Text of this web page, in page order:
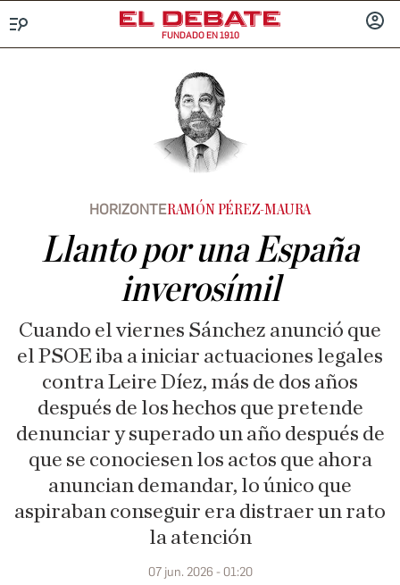
FUNDADO EN 1910
HORIZONTERAMÓN PÉREZ-MAURA
Llanto por una España
inverosímil
Cuando el viernes Sánchez anunció que
el PSOE iba a iniciar actuaciones legales
contra Leire Díez, más de dos años
después de los hechos que pretende
denunciar y superado un año después de
que se conociesen los actos que ahora
anuncian demandar, lo único que
aspiraban conseguir era distraer un rato
la atención
07 jun. 2026 - 01:20